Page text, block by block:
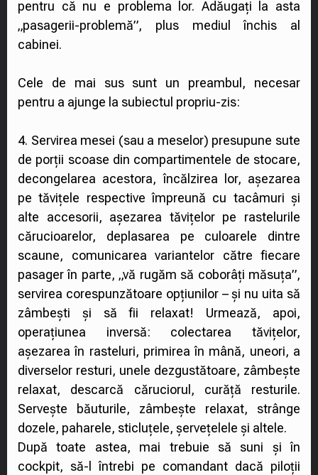
pentru că nu e problema lor. Adăugați la asta
„pasagerii-problemă”, plus mediul închis al
cabinei.
Cele de mai sus sunt un preambul, necesar
pentru a ajunge la subiectul propriu-zis:
4. Servirea mesei (sau a meselor) presupune sute
de porții scoase din compartimentele de stocare,
decongelarea acestora, încălzirea lor, așezarea
pe tăvițele respective împreună cu tacâmuri și
alte accesorii, așezarea tăvițelor pe rastelurile
cărucioarelor, deplasarea pe culoarele dintre
scaune, comunicarea variantelor către fiecare
pasager în parte, „vă rugăm să coborâți măsuța”,
servirea corespunzătoare opțiunilor – și nu uita să
zâmbești și să fii relaxat! Urmează, apoi,
operațiunea inversă: colectarea tăvițelor,
așezarea în rasteluri, primirea în mână, uneori, a
diverselor resturi, unele dezgustătoare, zâmbește
relaxat, descarcă căruciorul, curăță resturile.
Servește băuturile, zâmbește relaxat, strânge
dozele, paharele, sticluțele, șervețelele și altele.
După toate astea, mai trebuie să suni și în
cockpit, să-l întrebi pe comandant dacă piloții